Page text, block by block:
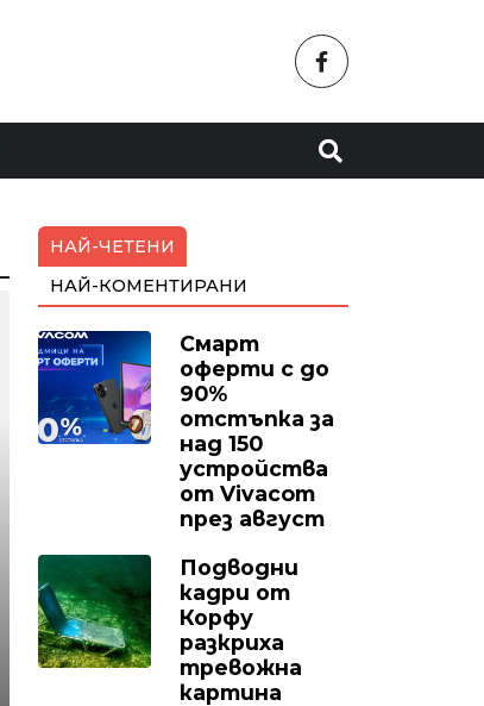
НАЙ-ЧЕТЕНИ
НАЙ-КОМЕНТИРАНИ
Смарт
оферти с до
90%
отстъпка за
над 150
устройства
от Vivacom
през август
Подводни
кадри от
Корфу
разкриха
тревожна
картина